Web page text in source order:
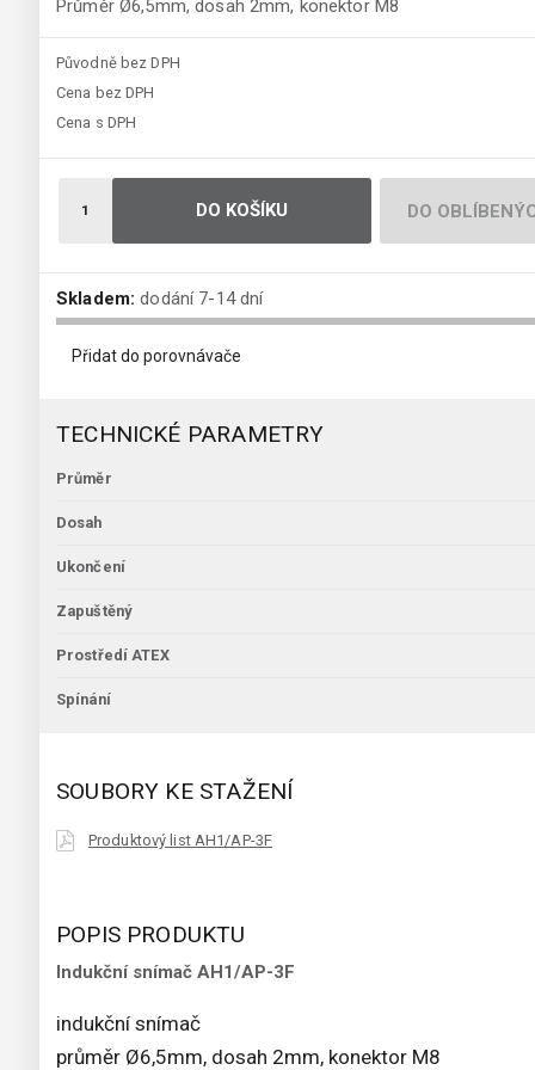
Průměr Ø6,5mm, dosah 2mm, konektor M8
Původně bez DPH
Cena bez DPH
Cena s DPH
DO KOŠÍKU DO
Skladem: dodání 7-14 dní
Přidat do porovnávače
TECHNICKÉ PARAMETRY
Průměr
Dosah
Ukončení
Zapuštěný
Prostředí ATEX
Spínání
SOUBORY KE STAŽENÍ
Produktový list AH1/AP-3F
POPIS PRODUKTU
Indukční snímač AH1/AP-3F
indukční snímač
průměr Ø6,5mm, dosah 2mm, konektor M8